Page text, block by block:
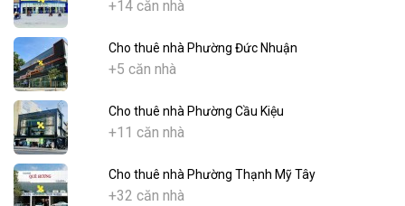
+14 căn nhà
Cho thuê nhà Phường Đức Nhuận
+5 căn nhà
Cho thuê nhà Phường Cầu Kiệu
+11 căn nhà
Cho thuê nhà Phường Thạnh Mỹ Tây
+32 căn nhà